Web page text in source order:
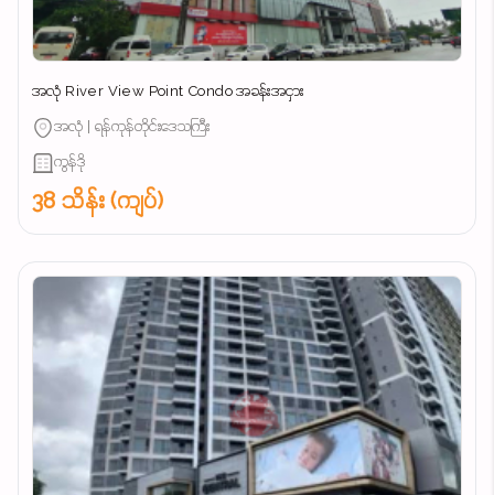
အလုံ River View Point Condo အခန်းအငှား
အလုံ | ရန်ကုန်တိုင်းဒေသကြီး
ကွန်ဒို
38 သိန်း (ကျပ်)